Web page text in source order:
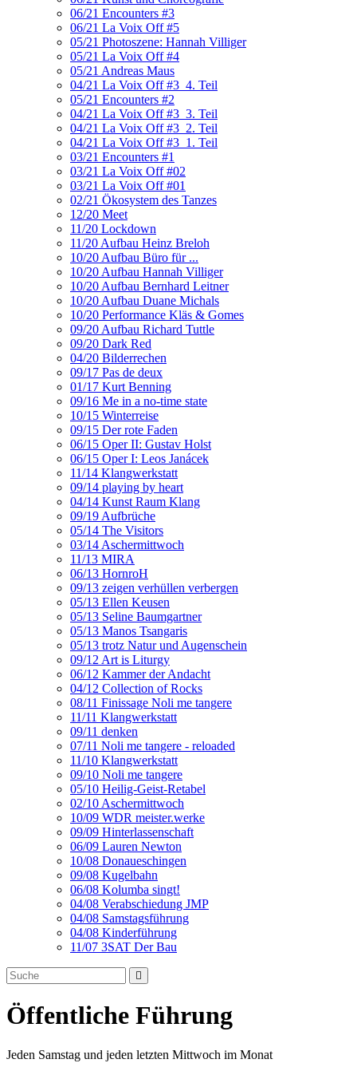
06/21 Encounters #3
06/21 La Voix Off #5
05/21 Photoszene: Hannah Villiger
05/21 La Voix Off #4
05/21 Andreas Maus
04/21 La Voix Off #3_4. Teil
05/21 Encounters #2
04/21 La Voix Off #3_3. Teil
04/21 La Voix Off #3_2. Teil
04/21 La Voix Off #3_1. Teil
03/21 Encounters #1
03/21 La Voix Off #02
03/21 La Voix Off #01
02/21 Ökosystem des Tanzes
12/20 Meet
11/20 Lockdown
11/20 Aufbau Heinz Breloh
10/20 Aufbau Büro für ...
10/20 Aufbau Hannah Villiger
10/20 Aufbau Bernhard Leitner
10/20 Aufbau Duane Michals
10/20 Performance Kläs & Gomes
09/20 Aufbau Richard Tuttle
09/20 Dark Red
04/20 Bilderrechen
09/17 Pas de deux
01/17 Kurt Benning
09/16 Me in a no-time state
10/15 Winterreise
09/15 Der rote Faden
06/15 Oper II: Gustav Holst
06/15 Oper I: Leos Janácek
11/14 Klangwerkstatt
09/14 playing by heart
04/14 Kunst Raum Klang
09/19 Aufbrüche
05/14 The Visitors
03/14 Aschermittwoch
11/13 MIRA
06/13 HornroH
09/13 zeigen verhüllen verbergen
05/13 Ellen Keusen
05/13 Seline Baumgartner
05/13 Manos Tsangaris
05/13 trotz Natur und Augenschein
09/12 Art is Liturgy
06/12 Kammer der Andacht
04/12 Collection of Rocks
08/11 Finissage Noli me tangere
11/11 Klangwerkstatt
09/11 denken
07/11 Noli me tangere - reloaded
11/10 Klangwerkstatt
09/10 Noli me tangere
05/10 Heilig-Geist-Retabel
02/10 Aschermittwoch
10/09 WDR meister.werke
09/09 Hinterlassenschaft
06/09 Lauren Newton
10/08 Donaueschingen
09/08 Kugelbahn
06/08 Kolumba singt!
04/08 Verabschiedung JMP
04/08 Samstagsführung
04/08 Kinderführung
11/07 3SAT Der Bau
Öffentliche Führung
Jeden Samstag und jeden letzten Mittwoch im Monat